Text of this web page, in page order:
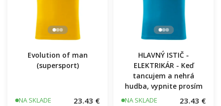
Evolution of man
(supersport)
NA SKLADE 23.43 €
HLAVNÝ ISTIČ -
ELEKTRIKÁR - Keď
tancujem a nehrá
hudba, vypnite prosím
NA SKLADE 23.43 €